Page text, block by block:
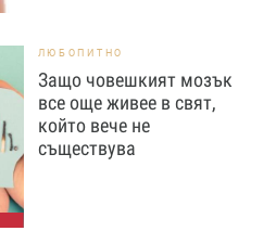
ЛЮБОПИТНО
Защо човешкият мозък
все още живее в свят,
който вече не
съществува